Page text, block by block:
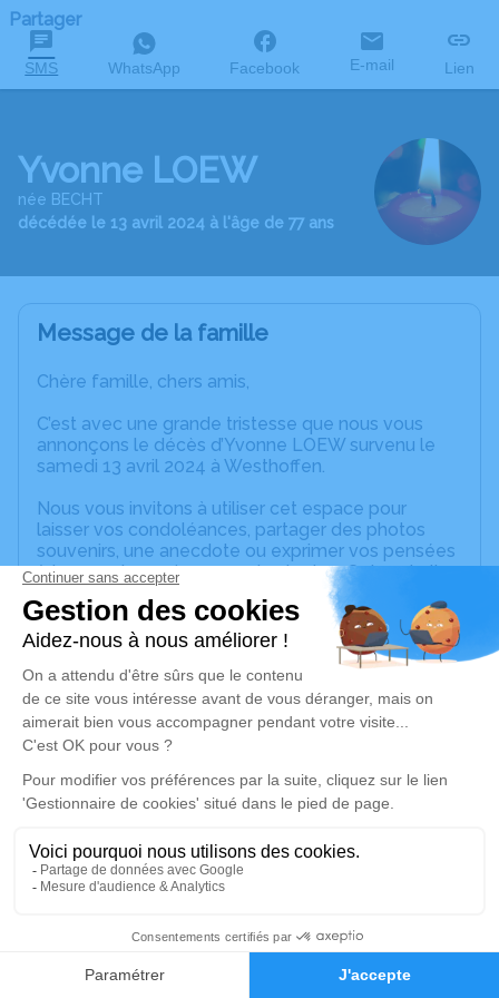
Faire-part Hommages
Partager
SMS WhatsApp Facebook E-mail Lien
Yvonne LOEW
née BECHT
décédée le 13 avril 2024 à l'âge de 77 ans
Message de la famille
Chère famille, chers amis,
C’est avec une grande tristesse que nous vous
annonçons le décès d’Yvonne LOEW survenu le
samedi 13 avril 2024 à Westhoffen.
Nous vous invitons à utiliser cet espace pour
laisser vos condoléances, partager des photos
souvenirs, une anecdote ou exprimer vos pensées
à travers des poèmes ou des textes. Cet endroit
est un lieu d'expression dédié à honorer la
mémoire d’Yvonne LOEW.
Un service de plantation d’arbre hommage est
disponible ici.
Cérémonie religieuse
Eglise Protestante Saint-Martin de Westhoffen
4 Place de l'Eglise
Je rends hommage